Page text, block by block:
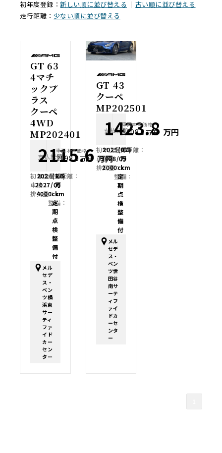
初年度登録：新しい順に並び替える ｜ 古い順に並び替える
走行距離： 少ない順に並び替える
GT 63
4マチ
ックプ
ラス
クーペ
4WD
MP202401
支払総額
2115.6 万円
車両本体価格
2098.0万円
初年度登録：
2024(R6)
車検：
2027/06
排気量：
4000cc
走行距離：
1.5
万
km
整備：
定
期
点
検
整
備
付
メル
セデ
ス・
ベン
ツ横
浜東
サー
ティ
ファ
イド
カー
セン
ター
GT 43
クーペ
MP202501
支払総額
1423.8 万円
車両本体価格
1408.0万円
初年度登録：
2025(R7)
車検：
2028/09
排気量：
2000cc
走行距離：
0.3
万
km
整備：
定
期
点
検
整
備
付
メル
セデ
ス・
ベン
ツ世
田谷
南サ
ーテ
ィフ
ァイ
ドカ
ーセ
ンタ
ー